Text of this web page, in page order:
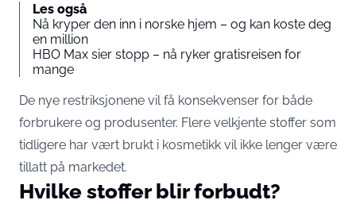
Les også
Nå kryper den inn i norske hjem – og kan koste deg
en million
HBO Max sier stopp – nå ryker gratisreisen for
mange
De nye restriksjonene vil få konsekvenser for både
forbrukere og produsenter. Flere velkjente stoffer som
tidligere har vært brukt i kosmetikk vil ikke lenger være
tillatt på markedet.
Hvilke stoffer blir forbudt?